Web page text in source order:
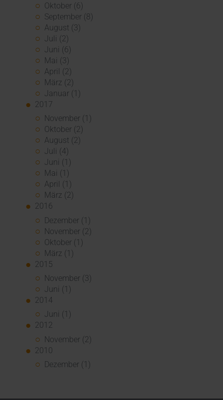
Oktober (6)
September (8)
August (3)
Juli (2)
Juni (6)
Mai (3)
April (2)
März (2)
Januar (1)
2017
November (1)
Oktober (2)
August (2)
Juli (4)
Juni (1)
Mai (1)
April (1)
März (2)
2016
Dezember (1)
November (2)
Oktober (1)
März (1)
2015
November (3)
Juni (1)
2014
Juni (1)
2012
November (2)
2010
Dezember (1)